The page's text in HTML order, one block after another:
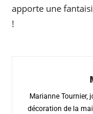
apporte une
!
Marianne Tournier,
décoration de la